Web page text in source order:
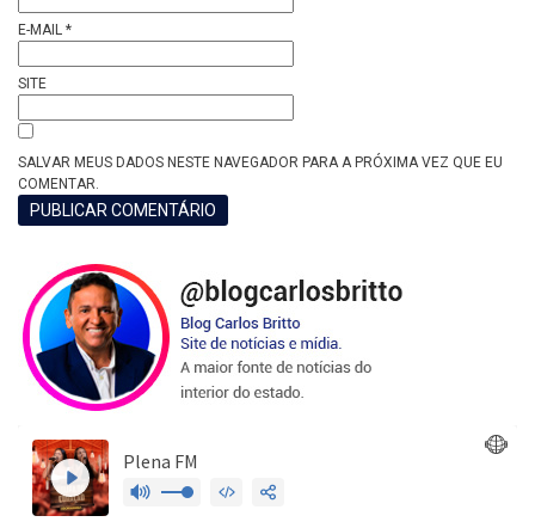
E-MAIL *
SITE
SALVAR MEUS DADOS NESTE NAVEGADOR PARA A PRÓXIMA VEZ QUE EU
COMENTAR.